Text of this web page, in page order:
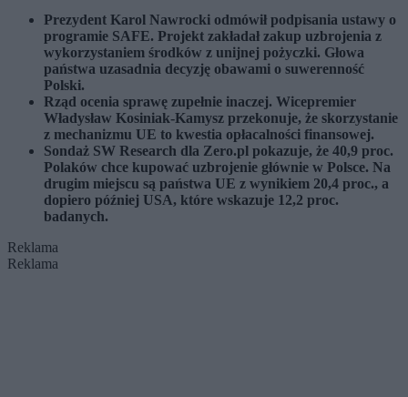
Prezydent Karol Nawrocki odmówił podpisania ustawy o
programie SAFE. Projekt zakładał zakup uzbrojenia z
wykorzystaniem środków z unijnej pożyczki. Głowa
państwa uzasadnia decyzję obawami o suwerenność
Polski.
Rząd ocenia sprawę zupełnie inaczej. Wicepremier
Władysław Kosiniak-Kamysz przekonuje, że skorzystanie
z mechanizmu UE to kwestia opłacalności finansowej.
Sondaż SW Research dla Zero.pl pokazuje, że 40,9 proc.
Polaków chce kupować uzbrojenie głównie w Polsce. Na
drugim miejscu są państwa UE z wynikiem 20,4 proc., a
dopiero później USA, które wskazuje 12,2 proc.
badanych.
Reklama
Reklama